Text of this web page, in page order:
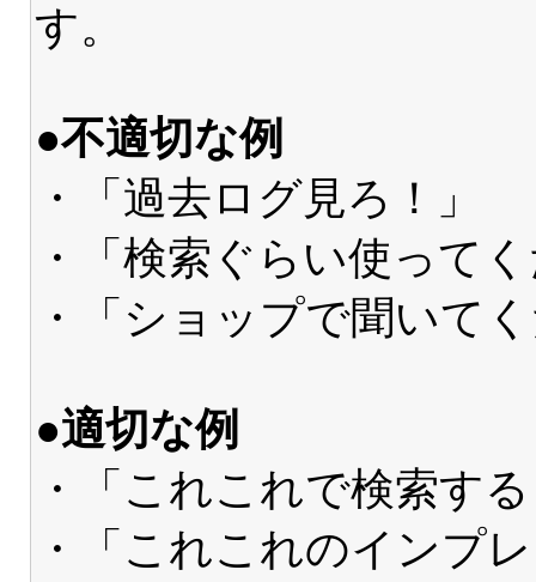
す。
●不適切な例
・「過去ログ見ろ！」
・「検索ぐらい使って
・「ショップで聞いて
●適切な例
・「これこれで検索す
・「これこれのインプ